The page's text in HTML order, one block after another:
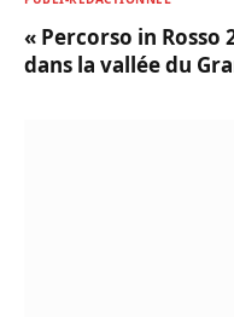
« Percorso in Rosso
dans la vallée du